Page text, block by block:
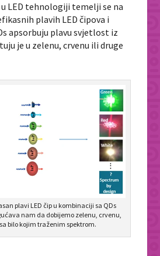
LED tehnologiji temelji se na
plavih LED čipova i
apsorbuju plavu svjetlost iz
je u zelenu, crvenu ili druge
plavi LED čip u kombinaciji sa QDs
nam da dobijemo zelenu, crvenu,
bilo kojim traženim spektrom.